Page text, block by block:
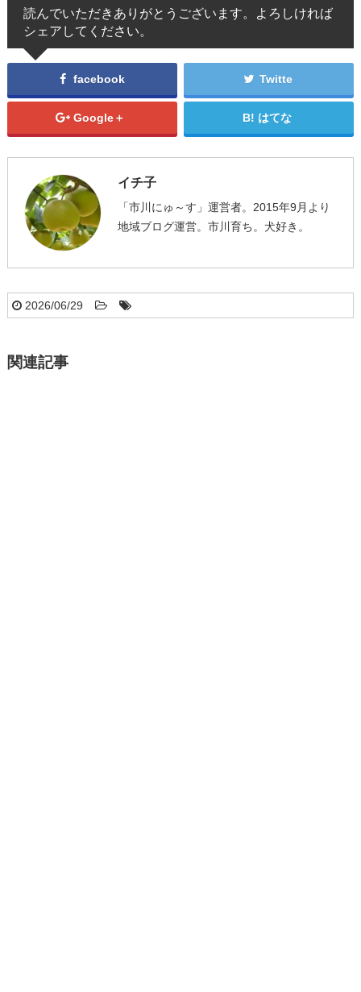
読んでいただきありがとうございます。よろしければ
シェアしてください。
facebook Twitte
Google＋ はてな
イチ子
「市川にゅ～す」運営者。2015年9月より
地域ブログ運営。市川育ち。犬好き。
2026/06/29
関連記事